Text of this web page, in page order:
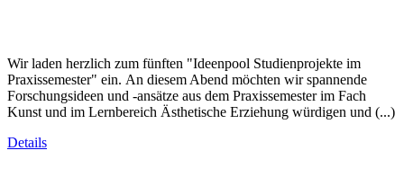
Wir laden herzlich zum fünften "Ideenpool Studienprojekte im
Praxissemester" ein. An diesem Abend möchten wir spannende
Forschungsideen und -ansätze aus dem Praxissemester im Fach
Kunst und im Lernbereich Ästhetische Erziehung würdigen und (...)
Details